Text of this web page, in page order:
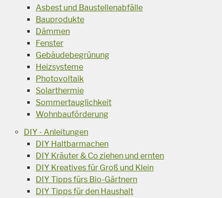
Asbest und Baustellenabfälle
Bauprodukte
Dämmen
Fenster
Gebäudebegrünung
Heizsysteme
Photovoltaik
Solarthermie
Sommertauglichkeit
Wohnbauförderung
DIY - Anleitungen
DIY Haltbarmachen
DIY Kräuter & Co ziehen und ernten
DIY Kreatives für Groß und Klein
DIY Tipps fürs Bio-Gärtnern
DIY Tipps für den Haushalt